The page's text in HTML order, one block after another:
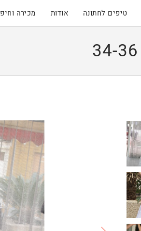
טיפים לחתונה אודות מכירה